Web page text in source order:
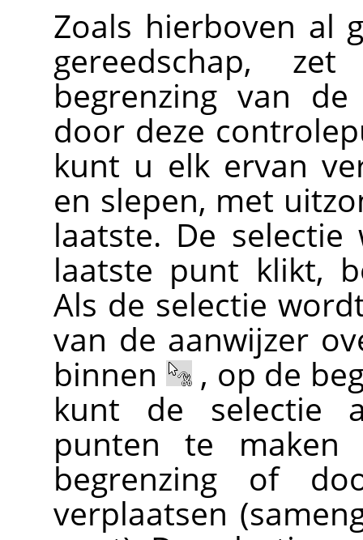
Zoals hierboven al
gereedschap,
begrenzing van
door deze
kunt u elk ervan
en slepen, met
laatste. De
laatste punt klikt,
Als de selectie
van de aanwijzer
binnen
, op de
kunt de selectie
punten te
begrenzing of
verplaatsen